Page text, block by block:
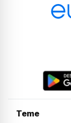
Teme